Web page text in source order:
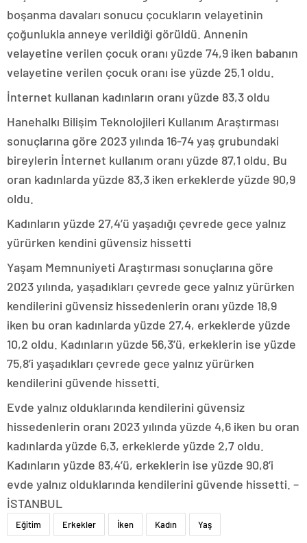
boşanma davaları sonucu çocukların velayetinin
çoğunlukla anneye verildiği görüldü. Annenin
velayetine verilen çocuk oranı yüzde 74,9 iken babanın
velayetine verilen çocuk oranı ise yüzde 25,1 oldu.
İnternet kullanan kadınların oranı yüzde 83,3 oldu
Hanehalkı Bilişim Teknolojileri Kullanım Araştırması
sonuçlarına göre 2023 yılında 16-74 yaş grubundaki
bireylerin İnternet kullanım oranı yüzde 87,1 oldu. Bu
oran kadınlarda yüzde 83,3 iken erkeklerde yüzde 90,9
oldu.
Kadınların yüzde 27,4’ü yaşadığı çevrede gece yalnız
yürürken kendini güvensiz hissetti
Yaşam Memnuniyeti Araştırması sonuçlarına göre
2023 yılında, yaşadıkları çevrede gece yalnız yürürken
kendilerini güvensiz hissedenlerin oranı yüzde 18,9
iken bu oran kadınlarda yüzde 27,4, erkeklerde yüzde
10,2 oldu. Kadınların yüzde 56,3’ü, erkeklerin ise yüzde
75,8’i yaşadıkları çevrede gece yalnız yürürken
kendilerini güvende hissetti.
Evde yalnız olduklarında kendilerini güvensiz
hissedenlerin oranı 2023 yılında yüzde 4,6 iken bu oran
kadınlarda yüzde 6,3, erkeklerde yüzde 2,7 oldu.
Kadınların yüzde 83,4’ü, erkeklerin ise yüzde 90,8’i
evde yalnız olduklarında kendilerini güvende hissetti. –
İSTANBUL
Eğitim Erkekler İken Kadın Yaş